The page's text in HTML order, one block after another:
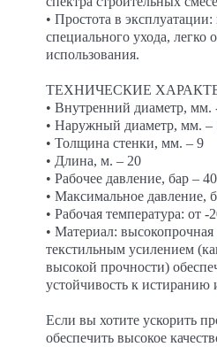
• Простота в эксплуатации:
специального ухода, легко
использования.
ТЕХНИЧЕСКИЕ
• Внутренний диаметр, мм.
• Наружный диаметр, мм. –
• Толщина стенки, мм. – 9
• Длина, м. – 20
• Рабочее давление, бар – 40
• Максимальное давление,
• Рабочая температура: от -
• Материал: высокопрочная
текстильным усилением
высокой прочности)
устойчивость к истиранию
Если вы хотите ускорить
обеспечить высокое